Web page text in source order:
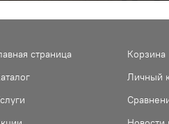
страница
Корзина
Личный